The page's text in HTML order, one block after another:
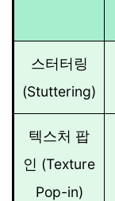
스터터링
(Stuttering)
텍스처 팝
인 (Texture
Pop-in)